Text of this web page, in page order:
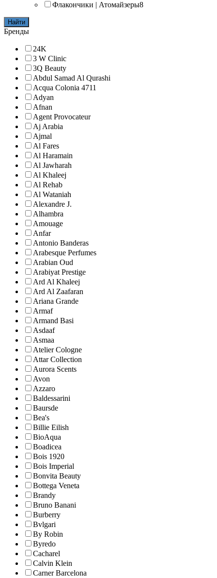
Флакончики | Атомайзеры8
Найти
Бренды
24K
3 W Clinic
3Q Beauty
Abdul Samad Al Qurashi
Acqua Colonia 4711
Adyan
Afnan
Agent Provocateur
Aj Arabia
Ajmal
Al Fares
Al Haramain
Al Jawharah
Al Khaleej
Al Rehab
Al Wataniah
Alexandre J.
Alhambra
Amouage
Anfar
Antonio Banderas
Arabesque Perfumes
Arabian Oud
Arabiyat Prestige
Ard Al Khaleej
Ard Al Zaafaran
Ariana Grande
Armaf
Armand Basi
Asdaaf
Asmaa
Atelier Cologne
Attar Collection
Aurora Scents
Avon
Azzaro
Baldessarini
Baursde
Bea's
Billie Eilish
BioAqua
Boadicea
Bois 1920
Bois Imperial
Bonvita Beauty
Bottega Veneta
Brandy
Bruno Banani
Burberry
Bvlgari
By Robin
Byredo
Cacharel
Calvin Klein
Carner Barcelona